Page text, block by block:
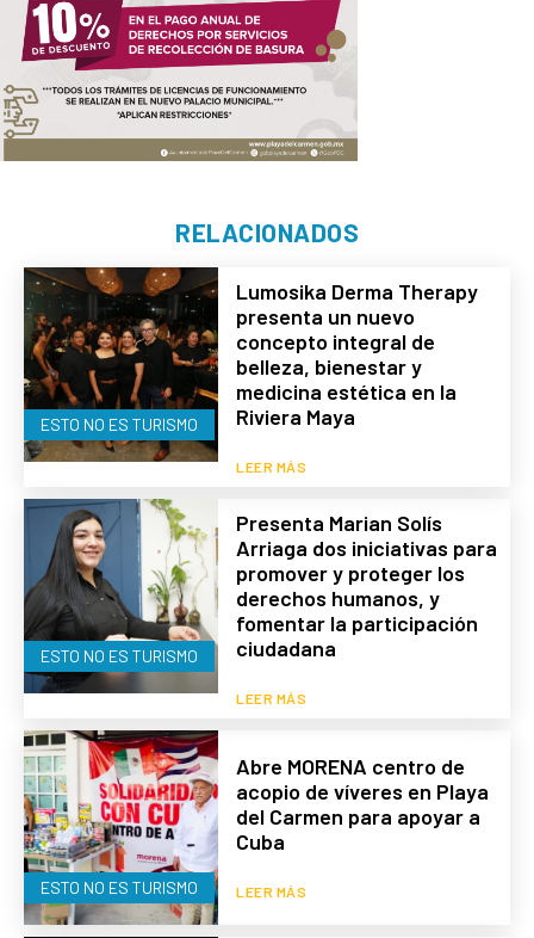
RELACIONADOS
ESTO NO ES TURISMO
Lumosika Derma Therapy
presenta un nuevo
concepto integral de
belleza, bienestar y
medicina estética en la
Riviera Maya
LEER MÁS
ESTO NO ES TURISMO
Presenta Marian Solís
Arriaga dos iniciativas para
promover y proteger los
derechos humanos, y
fomentar la participación
ciudadana
LEER MÁS
ESTO NO ES TURISMO
Abre MORENA centro de
acopio de víveres en Playa
del Carmen para apoyar a
Cuba
LEER MÁS